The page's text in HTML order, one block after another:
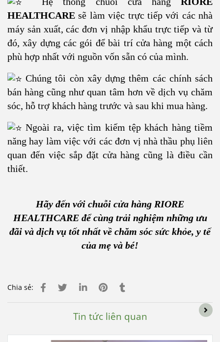
HEALTHCARE sẽ làm việc trực tiếp với các nhà
máy sản xuất, các đơn vị nhập khẩu trực tiếp và từ
đó, xây dựng các gói để bài trí cửa hàng một cách
phù hợp nhất với nguồn vốn sẵn có của mình.
Chúng tôi còn xây dựng thêm các chính sách
bán hàng cũng như quan tâm hơn về dịch vụ chăm
sóc, hỗ trợ khách hàng trước và sau khi mua hàng.
Ngoài ra, việc tìm kiếm tệp khách hàng tiềm
năng hay làm việc với các đơn vị nhà thầu phụ liên
quan đến việc sắp đặt cửa hàng cũng là điều cần
thiết.
Hãy đến với chuỗi cửa hàng RIORE
HEALTHCARE để cùng trải nghiệm những ưu
đãi và dịch vụ tốt nhất về chăm sóc sức khỏe, y tế
của mẹ và bé!
Chia sẻ:
Tin tức liên quan